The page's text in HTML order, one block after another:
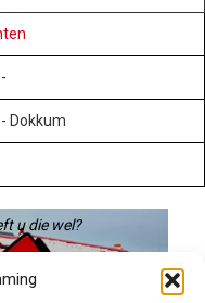
Dokkum
u die wel?
naar: